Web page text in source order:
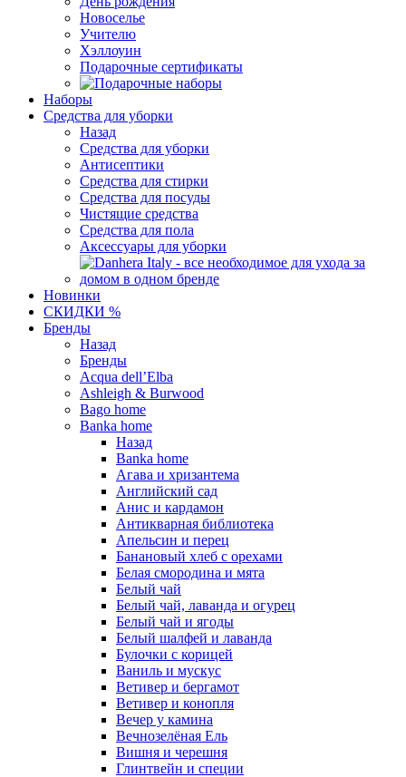
Новоселье
Учителю
Хэллоуин
Подарочные сертификаты
Наборы
Средства для уборки
Назад
Средства для уборки
Антисептики
Средства для стирки
Средства для посуды
Чистящие средства
Средства для пола
Аксессуары для уборки
Новинки
СКИДКИ %
Бренды
Назад
Бренды
Acqua dell’Elba
Ashleigh & Burwood
Bago home
Banka home
Назад
Banka home
Агава и хризантема
Английский сад
Анис и кардамон
Антикварная библиотека
Апельсин и перец
Банановый хлеб с орехами
Белая смородина и мята
Белый чай
Белый чай, лаванда и огурец
Белый чай и ягоды
Белый шалфей и лаванда
Булочки с корицей
Ваниль и мускус
Ветивер и бергамот
Ветивер и конопля
Вечер у камина
Вечнозелёная Ель
Вишня и черешня
Глинтвейн и специи